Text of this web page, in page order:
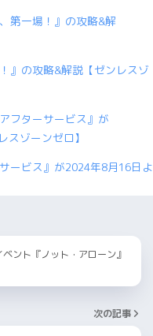
』の攻略&解説【ゼンレスゾ
ービス』が2024年8月16日よ
ベント『ノット・アローン』
次の記事